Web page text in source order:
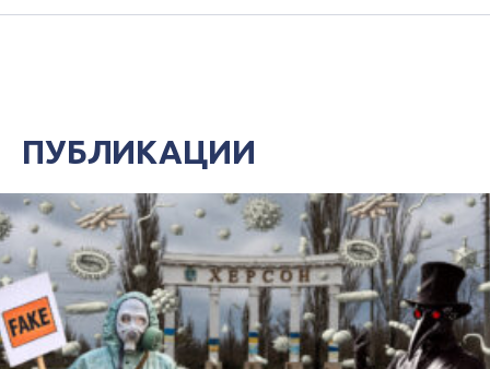
ПУБЛИКАЦИИ